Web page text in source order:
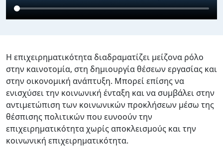
Η επιχειρηματικότητα διαδραματίζει μείζονα ρόλο
στην καινοτομία, στη δημιουργία θέσεων εργασίας και
στην οικονομική ανάπτυξη. Μπορεί επίσης να
ενισχύσει την κοινωνική ένταξη και να συμβάλει στην
αντιμετώπιση των κοινωνικών προκλήσεων μέσω της
θέσπισης πολιτικών που ευνοούν την
επιχειρηματικότητα χωρίς αποκλεισμούς και την
κοινωνική επιχειρηματικότητα.